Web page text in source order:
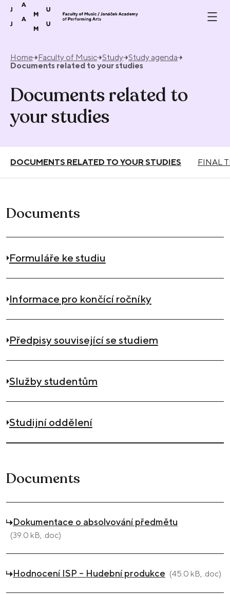
Skip to content
Home Faculty of Music Study Study agenda
Documents related to your studies
Documents related to
your studies
DOCUMENTS RELATED TO YOUR STUDIES FINAL
Documents
Formuláře ke studiu
Informace pro končící ročníky
Předpisy související se studiem
Služby studentům
Studijní oddělení
Documents
Dokumentace o absolvování předmětu
(39.0 kB, .doc)
Hodnocení ISP – Hudební produkce (45.0 kB, .doc)